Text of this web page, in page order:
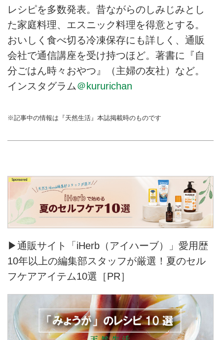
レシピを多数発表。昔ながらのしみじみとし
た家庭料理、エスニック料理を得意とする。
おいしく食べ切る冷凍保存にも詳しく、通販
会社で通信講座を受け持つほど。著書に『自
分ごはん時々おやつ』（主婦の友社）など。
インスタグラム＠kururichan
※記事中の情報は『天然生活』本誌掲載時のものです
▶通販サイト「iHerb（アイハーブ）」愛用歴
10年以上の編集部スタッフが厳選！夏のセル
フケアアイテム10選［PR］